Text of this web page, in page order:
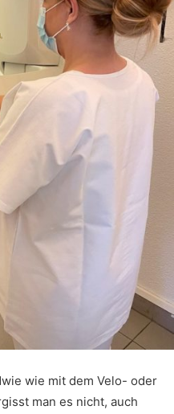
wie mit dem Velo- oder
man es nicht, auch